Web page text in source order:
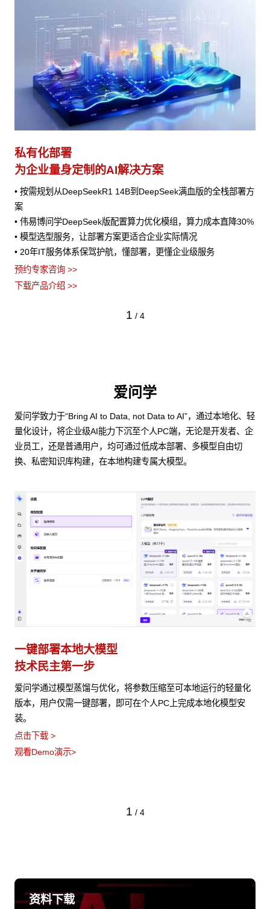
私有化部署
为企业量身定制的AI解决方案
• 按需规划从DeepSeekR1 14B到DeepSeek满血版的全栈部署方
案
• 伟易博问学DeepSeek版配置算力优化模组，算力成本直降30%
• 模型选型服务，让部署方案更适合企业实际情况
• 20年IT服务体系保驾护航，懂部署，更懂企业级服务
预约专家咨询 >>
下载产品介绍 >>
1 / 4
爱问学
爱问学致力于“Bring AI to Data, not Data to AI”，通过本地化、轻
量化设计，将企业级AI能力下沉至个人PC端，无论是开发者、企
业员工，还是普通用户，均可通过低成本部署、多模型自由切
换、私密知识库构建，在本地构建专属大模型。
一键部署本地大模型
技术民主第一步
爱问学通过模型蒸馏与优化，将参数压缩至可本地运行的轻量化
版本，用户仅需一键部署，即可在个人PC上完成本地化模型安
装。
点击下载 >
观看Demo演示>
1 / 4
资料下载